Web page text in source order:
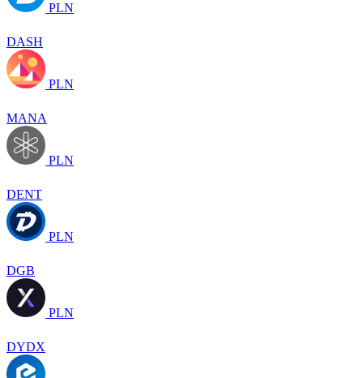
PLN
DASH
PLN
MANA
PLN
DENT
PLN
DGB
PLN
DYDX